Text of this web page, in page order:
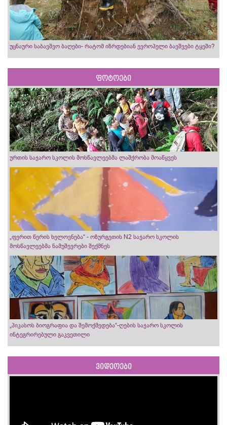
უცნაური საბავშვო ბაღები- რატომ იზრდებიან ევროპელი ბავშვები ტყეში?
ფოტოები
ურთის საჯარო სკოლის მოსწავლეებმა ლაშქრობა მოაწყვეს
„ფერით წერის ხელოვნება“ - ოზურგეთის N2 საჯარო სკოლის
მოსწავლეებმა ნამუშევრები შექმნეს
„პიკასოს ბიოგრაფია და შემოქმედება“-ღების საჯარო სკოლის
ინტეგრირებული გაკვეთილი
ვიდეოები